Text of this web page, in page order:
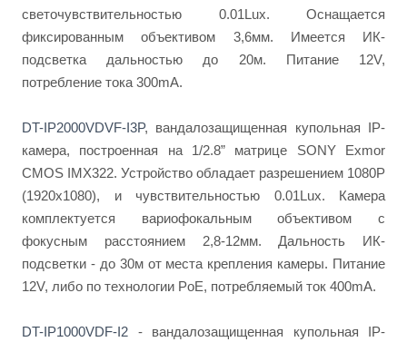
светочувствительностью 0.01Lux. Оснащается
фиксированным объективом 3,6мм. Имеется ИК-
подсветка дальностью до 20м. Питание 12V,
потребление тока 300mА.
DT-IP2000VDVF-I3P, вандалозащищенная купольная IP-
камера, построенная на 1/2.8” матрице SONY Exmor
CMOS IMX322. Устройство обладает разрешением 1080P
(1920x1080), и чувствительностью 0.01Lux. Камера
комплектуется вариофокальным объективом с
фокусным расстоянием 2,8-12мм. Дальность ИК-
подсветки - до 30м от места крепления камеры. Питание
12V, либо по технологии PoE, потребляемый ток 400mA.
DT-IP1000VDF-I2 - вандалозащищенная купольная IP-